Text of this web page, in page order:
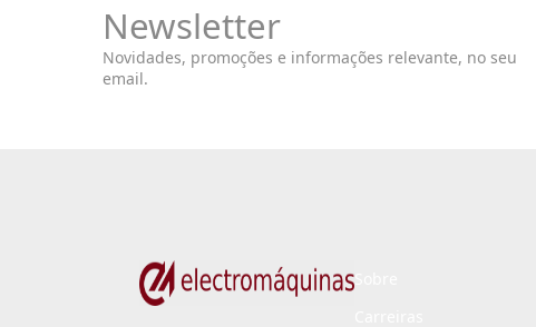
Newsletter
Novidades, promoções e informações relevante, no seu
email.